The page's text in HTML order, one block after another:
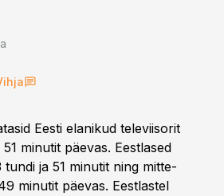
Eesti elanikud televiisorit
minutit päevas. Eestlased
tundi ja 51 minutit ning mitte-
minutit päevas. Eestlastel